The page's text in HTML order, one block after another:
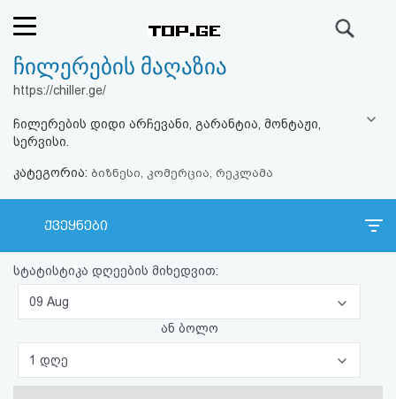
რეიტინგი
კითხვა-
პასუხი
ავტორიზაცია
პაროლის
ჩილერების მაღაზია
https://chiller.ge/
ჩილერების დიდი არჩევანი, გარანტია, მონტაჟი,
სერვისი.
კატეგორია: ბიზნესი, კომერცია, რეკლამა
ქვეყნები
სტატისტიკა დღეების მიხედვით:
09 Aug
ან ბოლო
1 დღე